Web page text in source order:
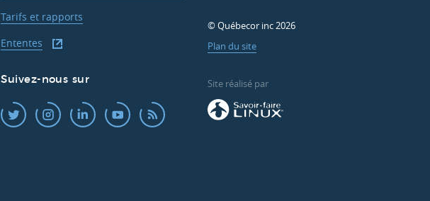
Tarifs et rapports
Ententes
Suivez-nous sur
© Québecor inc 2026
Plan du site
Site réalisé par